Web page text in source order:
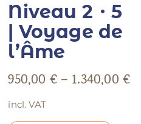
Niveau 2・5
| Voyage de
l’Âme
950,00 €– 1.340,00 €
incl. VAT